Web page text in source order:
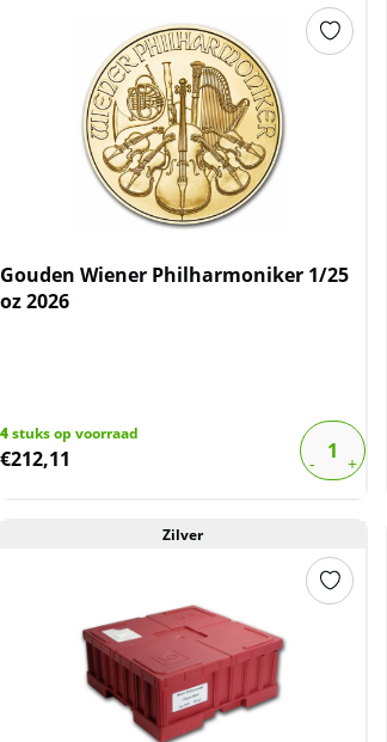
Gouden Wiener Philharmoniker 1/25
oz 2026
4stuks op voorraad
€212,11
Zilver